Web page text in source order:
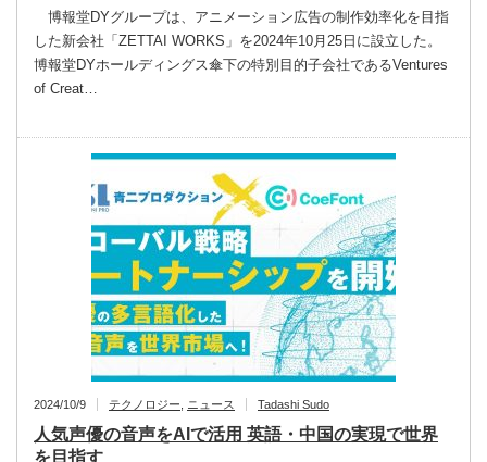
博報堂DYグループは、アニメーション広告の制作効率化を目指
した新会社「ZETTAI WORKS」を2024年10月25日に設立した。
博報堂DYホールディングス傘下の特別目的子会社であるVentures
of Creat…
2024/10/9 テクノロジー ニュース Tadashi Sudo
人気声優の音声をAIで活用 英語・中国の実現で世界
を目指す